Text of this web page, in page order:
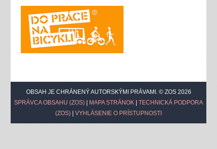
OBSAH JE CHRÁNENÝ AUTORSKÝMI PRÁVAMI. © ZOS 2026
SPRÁVCA OBSAHU (ZOS)
MAPA STRÁNOK
TECHNICKÁ PODPORA
(ZOS)
VYHLÁSENIE O PRÍSTUPNOSTI